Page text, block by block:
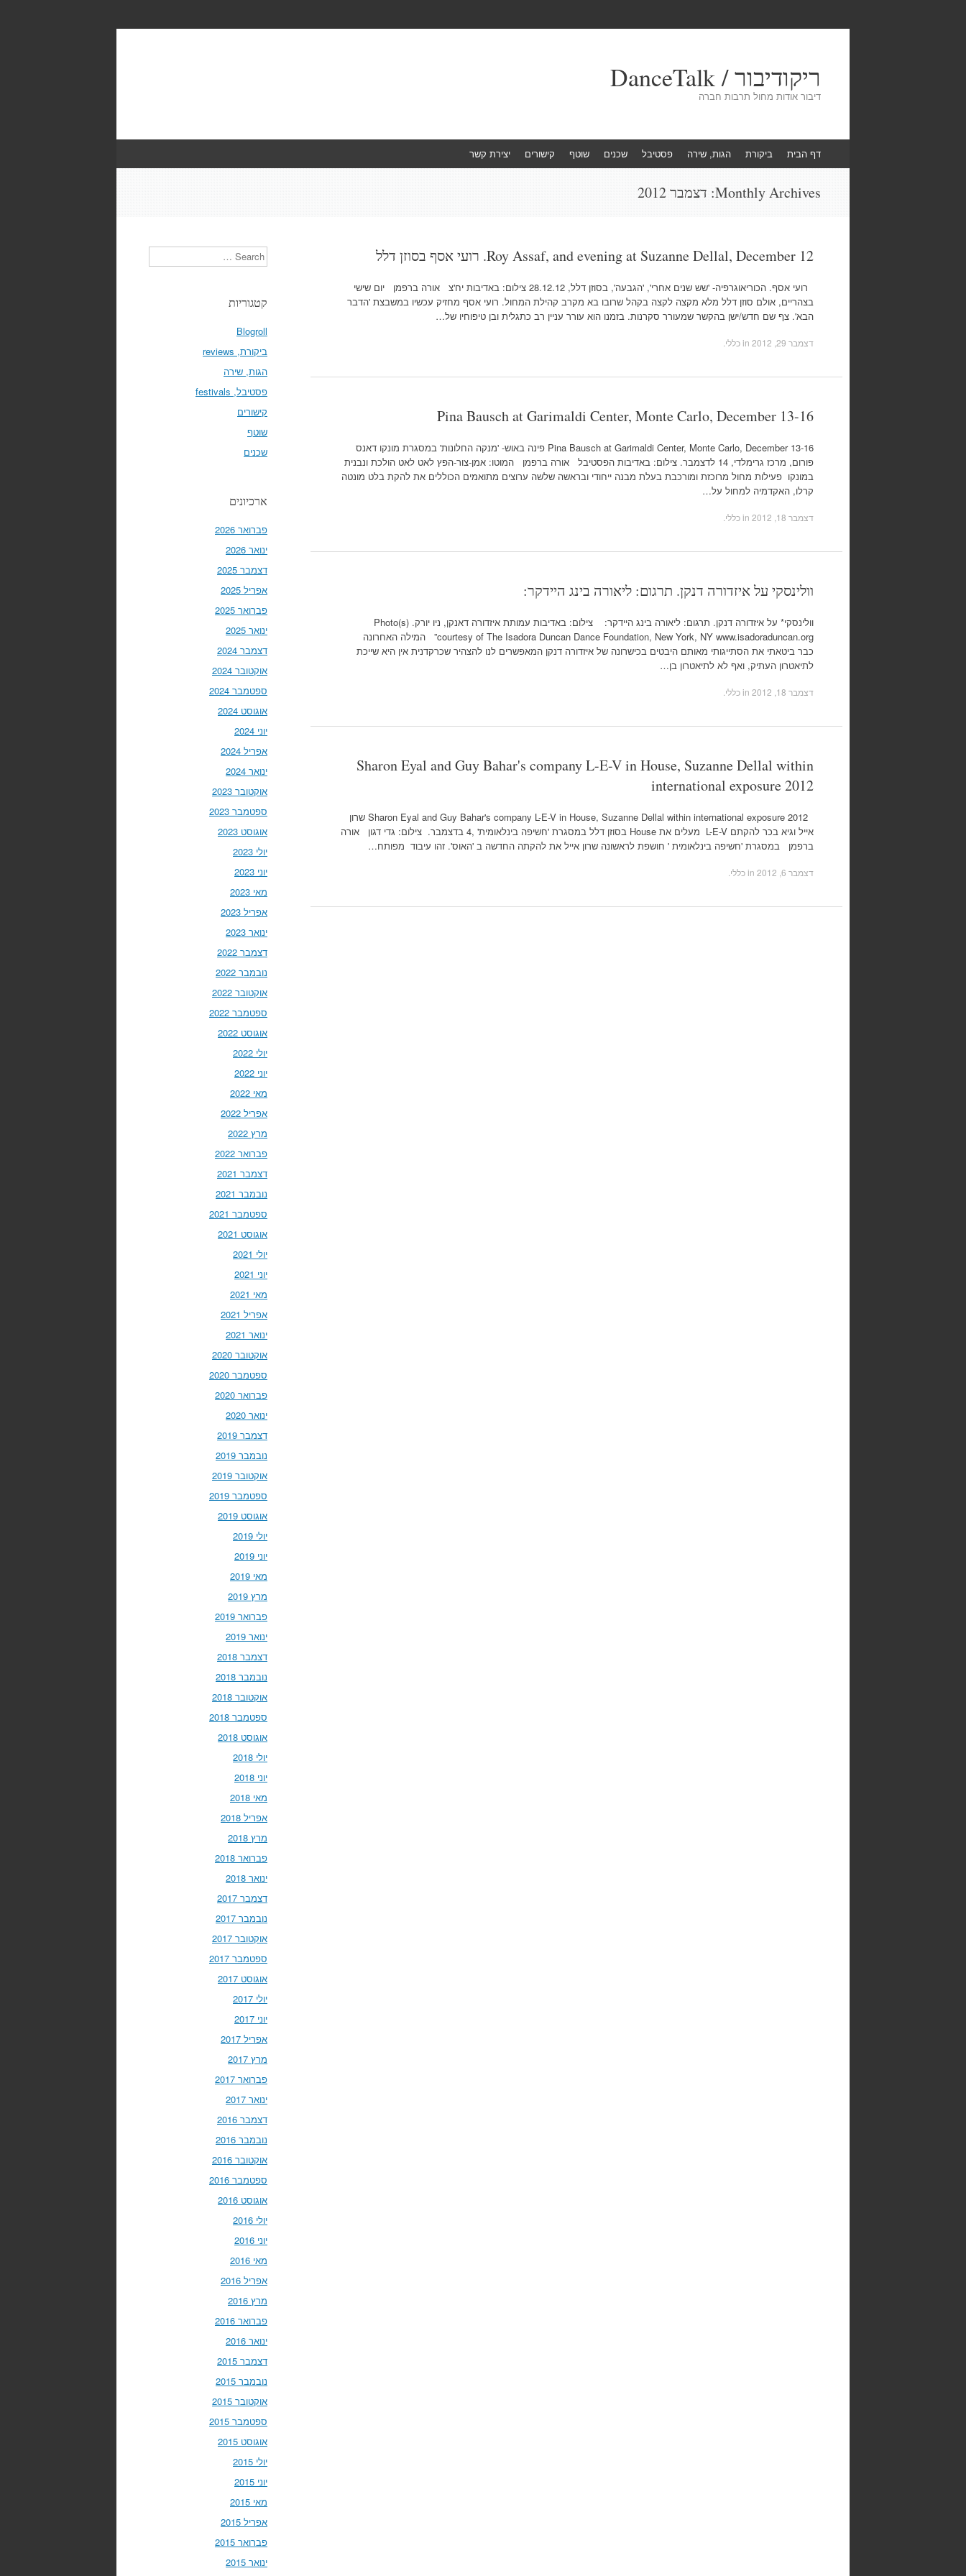
ריקודיבור / DanceTalk
דיבור אודות מחול תרבות חברה
to
דף הבית ביקורת הגות, שירה פסטיבל שכנים שוטף קישורים יצירת קשר
Monthly Archives: דצמבר 2012
Roy Assaf, and evening at Suzanne Dellal, December 12. רועי אסף בסוזן דלל
רועי אסף. הכוריאוגרפיה- 'שש שנים אחרי', 'הגבעה', בסוזן דלל, 28.12.12 צילום: באדיבות יח'צ אורה ברפמן יום שישי
בצהריים, אולם סוזן דלל מלא מקצה לקצה בקהל שרובו בא מקרב קהילת המחול. רועי אסף מחזיק עכשיו במשבצת 'הדבר
הבא'. צף שם חדש/ישן בהקשר שמעורר סקרנות. בזמנו הוא עורר עניין רב כתגלית ובן טיפוחיו של…
דצמבר 29, 2012
Pina Bausch at Garimaldi Center, Monte Carlo, December 13-16
Pina Bausch at Garimaldi Center, Monte Carlo, December 13-16 פינה באוש- 'מנקה החלונות' במסגרת מונקו דאנס
פורום, מרכז גרימלדי, 14 לדצמבר. צילום: באדיבות הפסטיבל אורה ברפמן המוטו: אמן-צור-הפץ לאט לאט הולכת ונבנית
במונקו פעילות מחול מרוכזת ומורכבת בעלת מבנה ייחודי ובראשה שלשה ערוצים מתואמים הכוללים את להקת בלט מונטה
קרלו, האקדמיה למחול על…
דצמבר 18, 2012
וולינסקי על איזדורה דנקן. תרגום: ליאורה בינג היידקר:
וולינסקי* על איזדורה דנקן. תרגום: ליאורה בינג היידקר: צילום: באדיבות עמותת איזדורה דאנקן, ניו יורק. Photo(s)
courtesy of The Isadora Duncan Dance Foundation, New York, NY www.isadoraduncan.org” המילה האחרונה
כבר ביטאתי את הסתייגותי מאותם היבטים בכישרונה של איזדורה דנקן המאפשרים לנו להצהיר שכרקדנית אין היא שייכת
לתיאטרון העתיק, ואף לא לתיאטרון בן…
דצמבר 18, 2012
Sharon Eyal and Guy Bahar's company L-E-V in House, Suzanne Dellal within
international exposure 2012
Sharon Eyal and Guy Bahar's company L-E-V in House, Suzanne Dellal within international exposure 2012 שרון
אייל וגיא בכר להקתם L-E-V מעלים את House בסוזן דלל במסגרת 'חשיפה בינלאומית' ,4 בדצמבר. צילום: גדי דגון אורה
ברפמן במסגרת 'חשיפה בינלאומית ' חושפת לראשונה שרון אייל את להקתה החדשה ב 'האוס'. זהו עיבוד מפותח…
דצמבר 6, 2012
Search
קטגוריות
Blogroll
ביקורת, reviews
הגות, שירה
פסטיבל, festivals
קישורים
שוטף
שכנים
ארכיונים
פברואר 2026
ינואר 2026
דצמבר 2025
אפריל 2025
פברואר 2025
ינואר 2025
דצמבר 2024
אוקטובר 2024
ספטמבר 2024
אוגוסט 2024
יוני 2024
אפריל 2024
ינואר 2024
אוקטובר 2023
ספטמבר 2023
אוגוסט 2023
יולי 2023
יוני 2023
מאי 2023
אפריל 2023
ינואר 2023
דצמבר 2022
נובמבר 2022
אוקטובר 2022
ספטמבר 2022
אוגוסט 2022
יולי 2022
יוני 2022
מאי 2022
אפריל 2022
מרץ 2022
פברואר 2022
דצמבר 2021
נובמבר 2021
ספטמבר 2021
אוגוסט 2021
יולי 2021
יוני 2021
מאי 2021
אפריל 2021
ינואר 2021
אוקטובר 2020
ספטמבר 2020
פברואר 2020
ינואר 2020
דצמבר 2019
נובמבר 2019
אוקטובר 2019
ספטמבר 2019
אוגוסט 2019
יולי 2019
יוני 2019
מאי 2019
מרץ 2019
פברואר 2019
ינואר 2019
דצמבר 2018
נובמבר 2018
אוקטובר 2018
ספטמבר 2018
אוגוסט 2018
יולי 2018
יוני 2018
מאי 2018
אפריל 2018
מרץ 2018
פברואר 2018
ינואר 2018
דצמבר 2017
נובמבר 2017
אוקטובר 2017
ספטמבר 2017
אוגוסט 2017
יולי 2017
יוני 2017
אפריל 2017
מרץ 2017
פברואר 2017
ינואר 2017
דצמבר 2016
נובמבר 2016
אוקטובר 2016
ספטמבר 2016
אוגוסט 2016
יולי 2016
יוני 2016
מאי 2016
אפריל 2016
מרץ 2016
פברואר 2016
ינואר 2016
דצמבר 2015
נובמבר 2015
אוקטובר 2015
ספטמבר 2015
אוגוסט 2015
יולי 2015
יוני 2015
מאי 2015
אפריל 2015
פברואר 2015
ינואר 2015